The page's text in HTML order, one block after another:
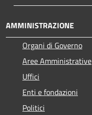
AMMINISTRAZIONE
Organi di Governo
Aree Amministrative
Uffici
Enti e fondazioni
Politici